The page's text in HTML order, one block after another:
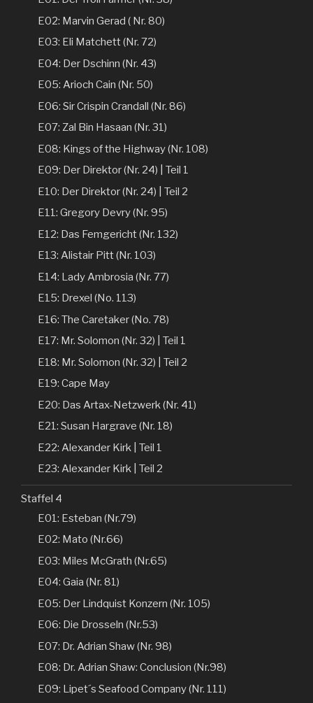
E02: Marvin Gerad ( Nr. 80)
E03: Eli Matchett (Nr. 72)
E04: Der Dschinn (Nr. 43)
E05: Arioch Cain (Nr. 50)
E06: Sir Crispin Crandall (Nr. 86)
E07: Zal Bin Hasaan (Nr. 31)
E08: Kings of the Highway (Nr. 108)
E09: Der Direktor (Nr. 24) | Teil 1
E10: Der Direktor (Nr. 24) | Teil 2
E11: Gregory Devry (Nr. 95)
E12: Das Femgericht (Nr. 132)
E13: Alistair Pitt (Nr. 103)
E14: Lady Ambrosia (Nr. 77)
E15: Drexel (No. 113)
E16: The Caretaker (No. 78)
E17: Mr. Solomon (Nr. 32) | Teil 1
E18: Mr. Solomon (Nr. 32) | Teil 2
E19: Cape May
E20: Das Artax-Netzwerk (Nr. 41)
E21: Susan Hargrave (Nr. 18)
E22: Alexander Kirk | Teil 1
E23: Alexander Kirk | Teil 2
Staffel 4
E01: Esteban (Nr.79)
E02: Mato (Nr.66)
E03: Miles McGrath (Nr.65)
E04: Gaia (Nr. 81)
E05: Der Lindquist Konzern (Nr. 105)
E06: Die Drosseln (Nr.53)
E07: Dr. Adrian Shaw (Nr. 98)
E08: Dr. Adrian Shaw: Conclusion (Nr.98)
E09: Lipet´s Seafood Company (Nr. 111)